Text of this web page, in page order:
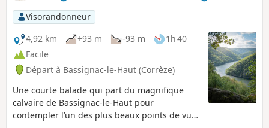
Visorandonneur
4,92 km
+93 m -93 m
1h 40
Facile
Départ à Bassignac-le-Haut (Corrèze)
Une courte balade qui part du magnifique
calvaire de Bassignac-le-Haut pour
contempler l’un des plus beaux points de vue